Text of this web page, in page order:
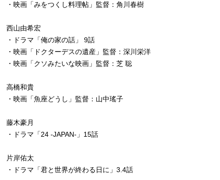
・映画「みをつくし料理帖」監督：角川春樹
西山由希宏
・ドラマ「俺の家の話」 9話
・映画「ドクターデスの遺産」監督：深川栄洋
・映画「クソみたいな映画」監督：芝 聡
高橋和貴
・映画「魚座どうし」監督：山中瑤子
藤木豪月
・ドラマ「24 -JAPAN-」15話
片岸佑太
・ドラマ「君と世界が終わる日に」3.4話